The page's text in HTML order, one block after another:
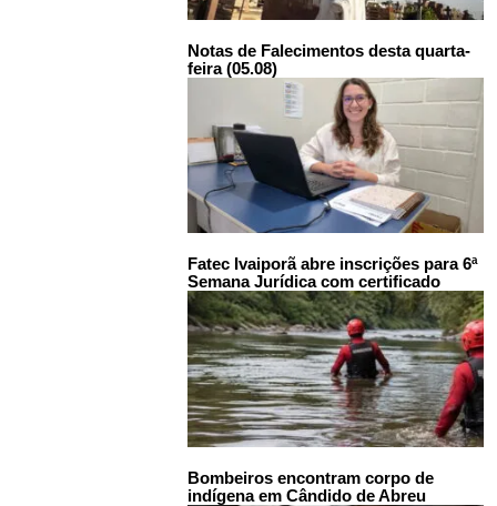
Notas de Falecimentos desta quarta-
feira (05.08)
Fatec Ivaiporã abre inscrições para 6ª
Semana Jurídica com certificado
Bombeiros encontram corpo de
indígena em Cândido de Abreu